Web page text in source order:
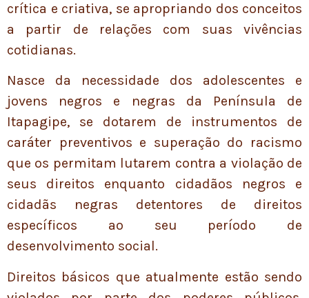
crítica e criativa, se apropriando dos conceitos
a partir de relações com suas vivências
cotidianas.
Nasce da necessidade dos adolescentes e
jovens negros e negras da Península de
Itapagipe, se dotarem de instrumentos de
caráter preventivos e superação do racismo
que os permitam lutarem contra a violação de
seus direitos enquanto cidadãos negros e
cidadãs negras detentores de direitos
específicos ao seu período de
desenvolvimento social.
Direitos básicos que atualmente estão sendo